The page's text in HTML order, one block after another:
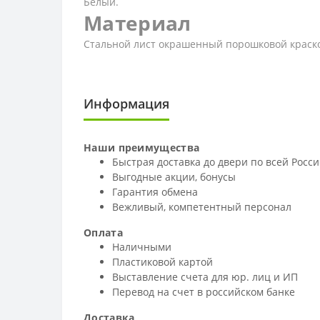
Материал
Стальной лист окрашенный порошковой
Информация
Наши преимущества
Быстрая доставка до двери по всей
Выгодные акции, бонусы
Гарантия обмена
Вежливый, компетентный персонал
Оплата
Наличными
Пластиковой картой
Выставление счета для юр. лиц и ИП
Перевод на счет в российском банке